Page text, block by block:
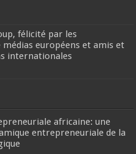
félicité par les
médias européens et amis et
internationales
africaine: une
entrepreneuriale de la